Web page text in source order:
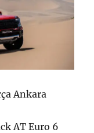
Ankara
AT Euro 6